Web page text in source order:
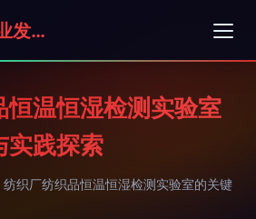
上海百强朗臣实业发展有限公司
恒温恒湿检测实验室
实践探索
纺织厂纺织品恒温恒湿检测实验室的关键